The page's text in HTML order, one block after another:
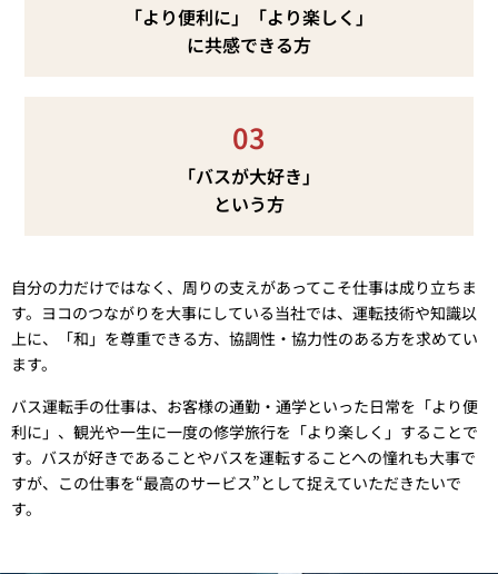
「より便利に」「より楽しく」
に共感できる方
03
「バスが大好き」
という方
自分の力だけではなく、周りの支えがあってこそ仕事は成り立ちま
す。ヨコのつながりを大事にしている当社では、運転技術や知識以
上に、「和」を尊重できる方、協調性・協力性のある方を求めてい
ます。
バス運転手の仕事は、お客様の通勤・通学といった日常を「より便
利に」、観光や一生に一度の修学旅行を「より楽しく」することで
す。バスが好きであることやバスを運転することへの憧れも大事で
すが、この仕事を“最高のサービス”として捉えていただきたいで
す。